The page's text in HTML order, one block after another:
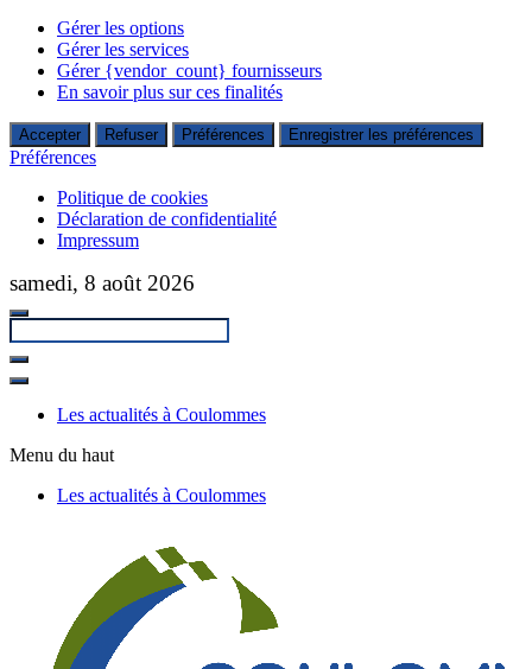
Gérer les options
Gérer les services
Gérer {vendor_count} fournisseurs
En savoir plus sur ces finalités
Accepter Refuser Préférences Enregistrer les préférences
Préférences
Politique de cookies
Déclaration de confidentialité
Impressum
Passer
contenu
principal
samedi, 8 août 2026
Fermer
rechercheLes actualités à Coulommes
Menu du haut
Les actualités à Coulommes